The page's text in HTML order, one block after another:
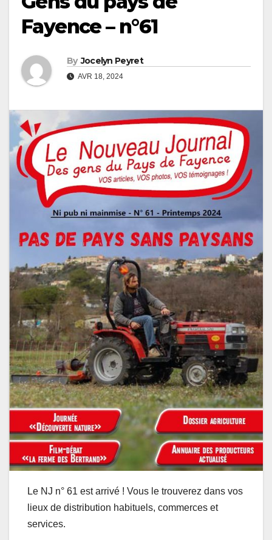
Fayence – n°61
By Jocelyn Peyret
AVR 18, 2024
Le NJ n° 61 est arrivé ! Vous le trouverez dans vos
lieux de distribution habituels, commerces et
services.